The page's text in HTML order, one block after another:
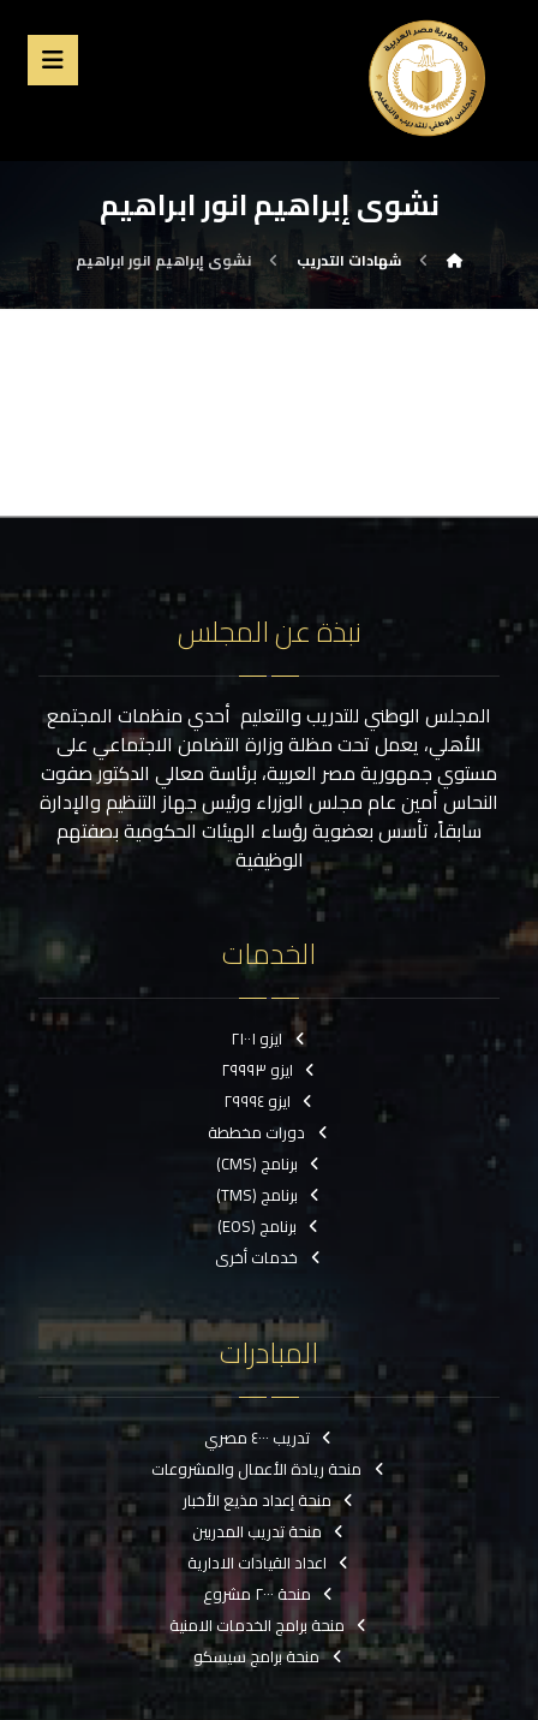
نشوى إبراهيم انور ابراهيم
شهادات التدريب نشوى إبراهيم انور ابراهيم
نبذة عن المجلس
المجلس الوطني للتدريب والتعليم أحدي منظمات المجتمع
الأهلي، يعمل تحت مظلة وزارة التضامن الاجتماعي على
مستوي جمهورية مصر العربية، برئاسة معالي الدكتور صفوت
النحاس أمين عام مجلس الوزراء ورئيس جهاز التنظيم والإدارة
سابقاً، تأسس بعضوية رؤساء الهيئات الحكومية بصفتهم
الوظيفية
الخدمات
ايزو ٢١٠٠١
ايزو ٢٩٩٩٣
ايزو ٢٩٩٩٤
دورات مخططة
برنامج (CMS)
برنامج (TMS)
برنامج (EOS)
خدمات أخرى
المبادرات
تدريب ٤٠٠٠ مصري
منحة ريادة الأعمال والمشروعات
منحة إعداد مذيع الأخبار
منحة تدريب المدربين
اعداد القيادات الادارية
منحة ٢٠٠٠ مشروع
منحة برامج الخدمات الامنية
منحة برامج سيسكو